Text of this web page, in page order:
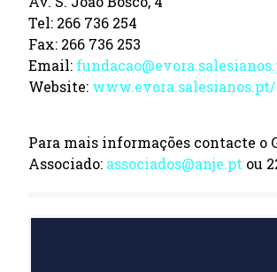
Tel: 266 736 254
Fax: 266 736 253
Email:
Website: www.evora.salesianos.pt/
Para mais informações contacte o
Associado: associados@anje.pt ou